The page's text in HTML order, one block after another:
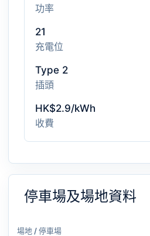
功率
21
充電位
Type 2
插頭
HK$2.9/kWh
收費
停車場及場地資料
場地 / 停車場